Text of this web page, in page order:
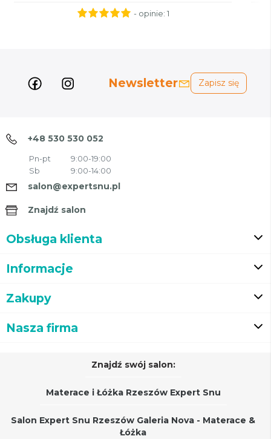
- opinie: 1
Newsletter Zapisz się
+48 530 530 052
Pn-pt
9:00-19:00
Sb
9:00-14:00
salon@expertsnu.pl
Znajdź salon
Obsługa klienta
Informacje
Zakupy
Nasza firma
Znajdź swój salon:
Materace i Łóżka Rzeszów Expert Snu
Salon Expert Snu Rzeszów Galeria Nova - Materace &
Łóżka